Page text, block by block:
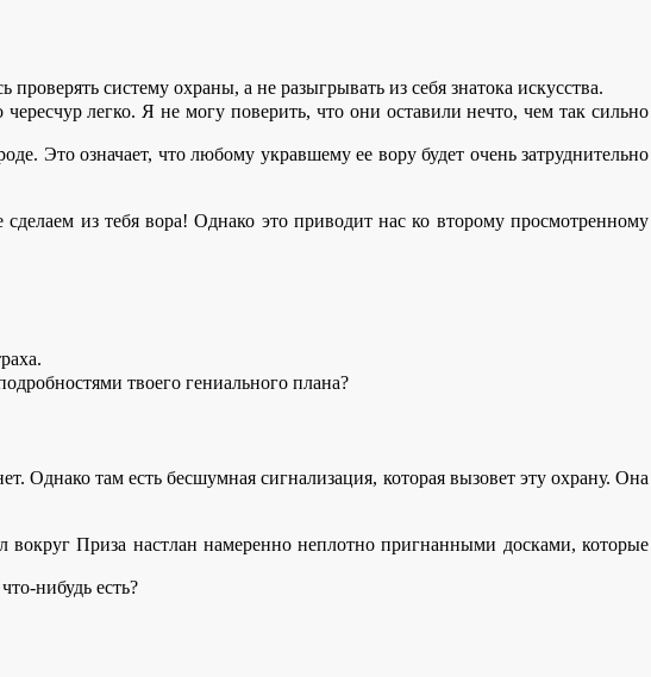
систему охраны, а не разыгрывать из себя знатока искусства.
легко. Я не могу поверить, что они оставили нечто, чем так сильно
Это означает, что любому укравшему ее вору будет очень затруднительно
из тебя вора! Однако это приводит нас ко второму просмотренному
твоего гениального плана?
Однако там есть бесшумная сигнализация, которая вызовет эту охрану. Она
Приза настлан намеренно неплотно пригнанными досками, которые
нибудь есть?